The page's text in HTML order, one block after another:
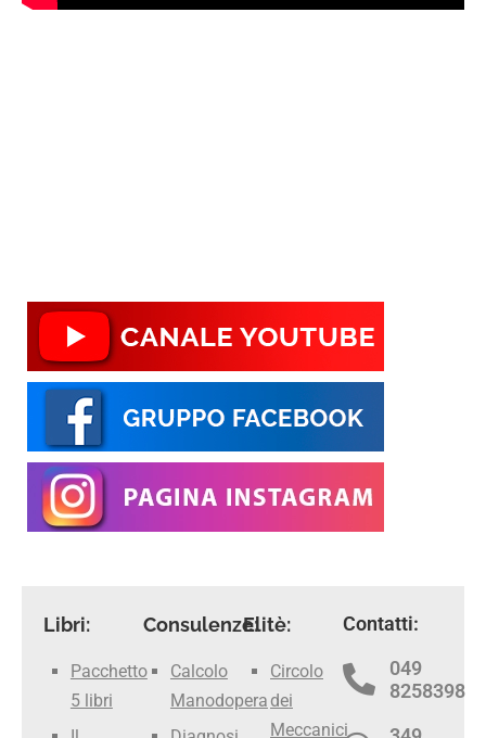
Libri:
Pacchetto
5 libri
Consulenze:
Calcolo
Manodopera
Elitè:
Circolo
dei
Meccanici
Contatti:
049
8258398